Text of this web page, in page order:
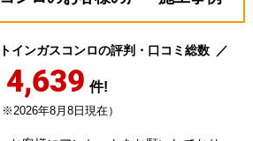
インガスコンロの評判・口コミ総数
4,639 件!
※2026年8月8日現在）